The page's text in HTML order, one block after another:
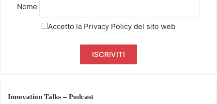
Nome
Accetto la Privacy Policy del sito web
Innovation Talks – Podcast